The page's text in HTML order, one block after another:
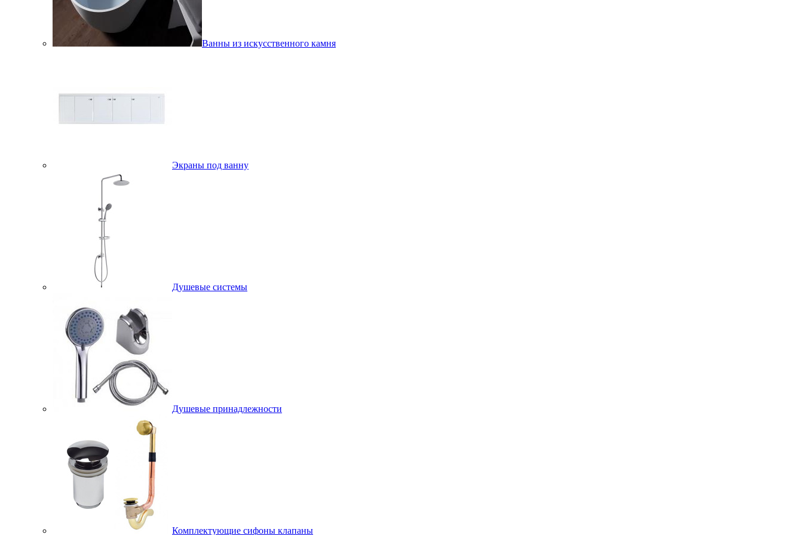
Ванны из искусственного камня
Экраны под ванну
Душевые системы
Душевые принадлежности
Комплектующие сифоны клапаны